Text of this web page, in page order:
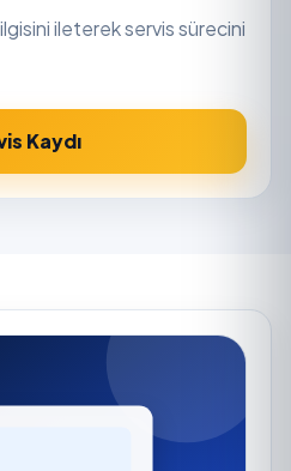
ileterek servis sürecini
Kaydı